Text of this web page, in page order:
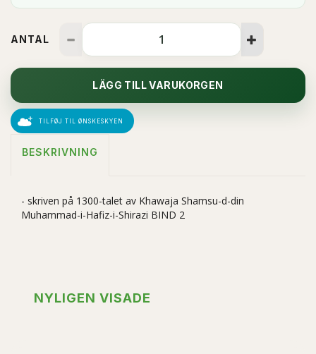
ANTAL
LÄGG TILL VARUKORGEN
TILFØJ TIL ØNSKESKYEN
BESKRIVNING
- skriven på 1300-talet av Khawaja Shamsu-d-din
Muhammad-i-Hafiz-i-Shirazi BIND 2
NYLIGEN VISADE